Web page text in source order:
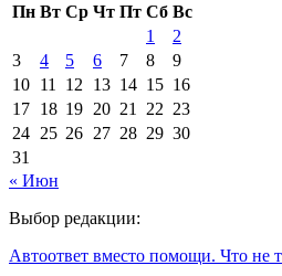
Пн Вт Ср Чт Пт Сб Вс
1
2
3
4 5 6 7 8
9
10 11 12 13 14 15 16
17 18 19 20 21 22 23
24 25 26 27 28 29 30
31
« Июн
Выбор редакции:
Автоответ вместо помощи. Что не